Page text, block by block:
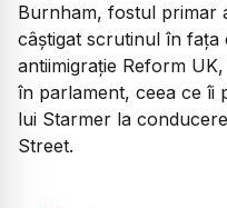
Burnham, fostul primar
câștigat scrutinul în fața
antiimigrație Reform
în parlament, ceea ce îi
lui Starmer la
Street.